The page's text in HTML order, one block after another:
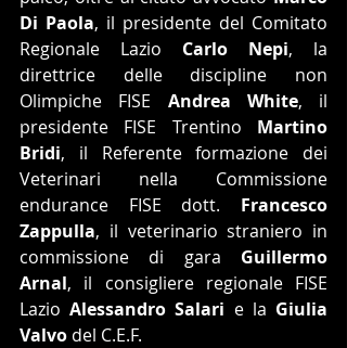
Di Paola, il presidente del Comitato
Regionale Lazio Carlo Nepi, la
direttrice delle discipline non
Olimpiche FISE Andrea White, il
presidente FISE Trentino Martino
Bridi, il Referente formazione dei
Veterinari nella Commissione
endurance FISE dott. Francesco
Zappulla, il veterinario straniero in
commissione di gara Guillermo
Arnal, il consigliere regionale FISE
Lazio Alessandro Salari e la Giulia
Valvo del C.E.F.